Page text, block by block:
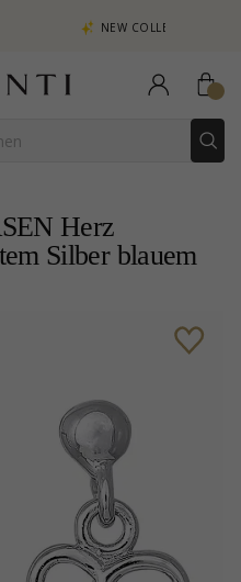
NEW COLLECTION | AURA
Herz
Silber blauem